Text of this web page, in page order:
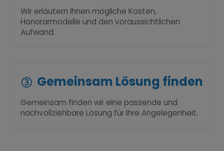
Wir erläutern Ihnen mögliche Kosten,
Honorarmodelle und den voraussichtlichen
Aufwand.
Gemeinsam Lösung finden
Gemeinsam finden wir eine passende und
nachvollziehbare Lösung für Ihre Angelegenheit.